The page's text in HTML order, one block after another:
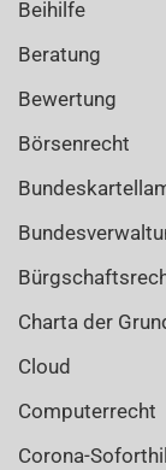
Beihilfe
Beratung
Bewertung
Börsenrecht
Charta der
Cloud
Computerrecht
Corona-